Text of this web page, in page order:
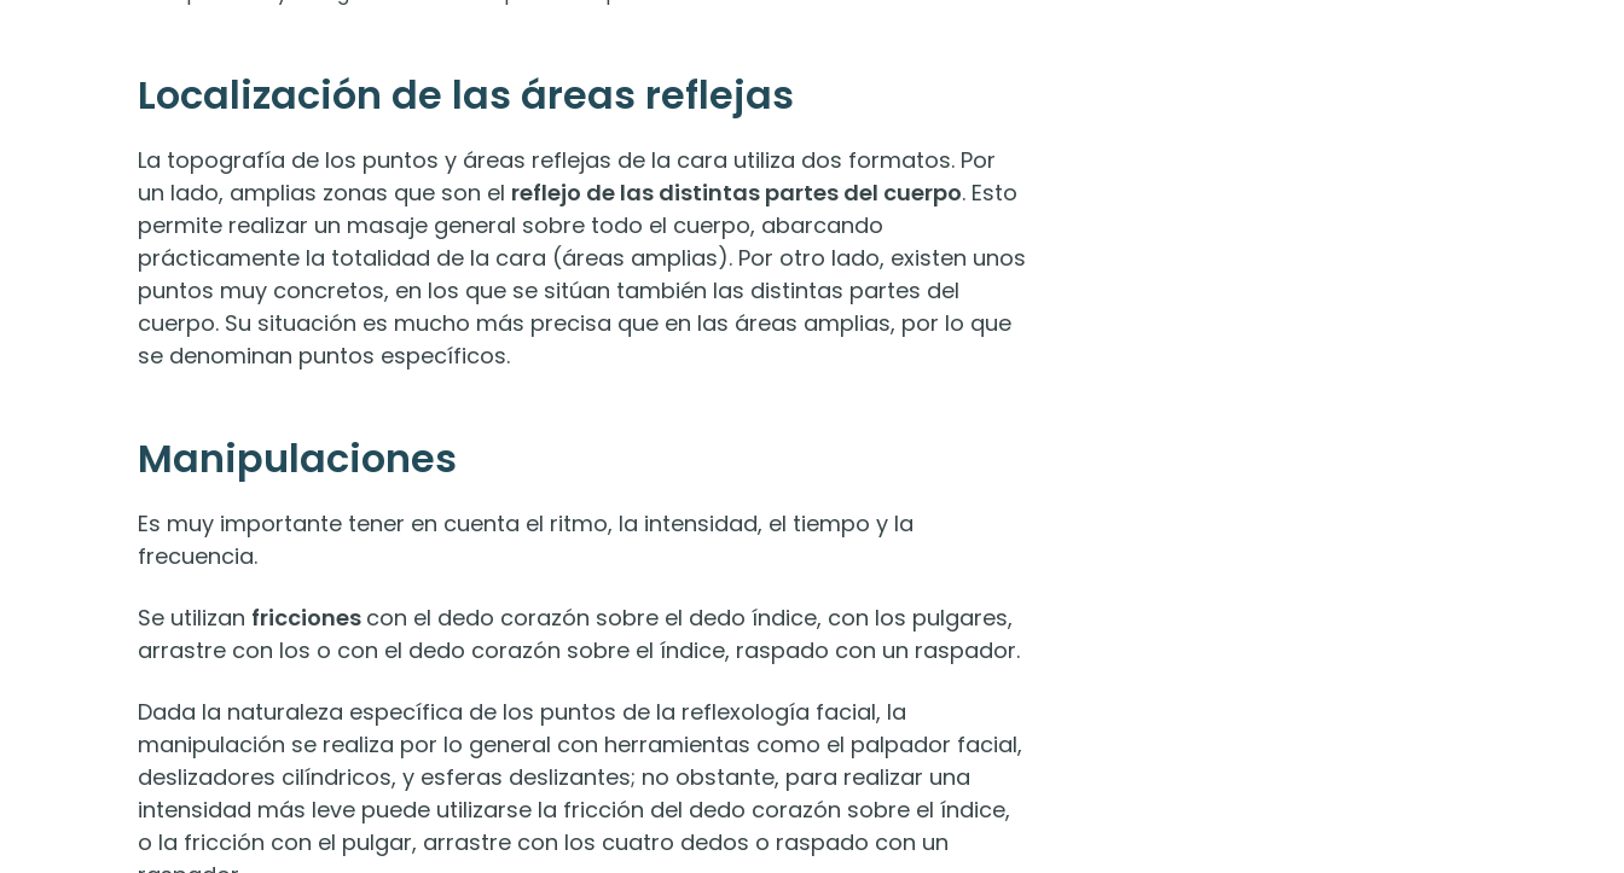
Localización de las áreas reflejas
La topografía de los puntos y áreas reflejas de la cara utiliza dos formatos. Por
un lado, amplias zonas que son el reflejo de las distintas partes del cuerpo. Esto
permite realizar un masaje general sobre todo el cuerpo, abarcando
prácticamente la totalidad de la cara (áreas amplias). Por otro lado, existen unos
puntos muy concretos, en los que se sitúan también las distintas partes del
cuerpo. Su situación es mucho más precisa que en las áreas amplias, por lo que
se denominan puntos específicos.
Manipulaciones
Es muy importante tener en cuenta el ritmo, la intensidad, el tiempo y la
frecuencia.
Se utilizan fricciones con el dedo corazón sobre el dedo índice, con los pulgares,
arrastre con los o con el dedo corazón sobre el índice, raspado con un raspador.
Dada la naturaleza específica de los puntos de la reflexología facial, la
manipulación se realiza por lo general con herramientas como el palpador facial,
deslizadores cilíndricos, y esferas deslizantes; no obstante, para realizar una
intensidad más leve puede utilizarse la fricción del dedo corazón sobre el índice,
o la fricción con el pulgar, arrastre con los cuatro dedos o raspado con un